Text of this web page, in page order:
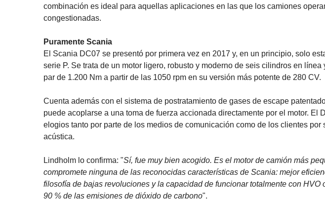
combinación es ideal para aquellas aplicaciones en las que los camiones
congestionadas.
Puramente Scania
El Scania DC07 se presentó por primera vez en 2017 y, en un principio, solo
serie P. Se trata de un motor ligero, robusto y moderno de seis cilindros en
par de 1.200 Nm a partir de las 1050 rpm en su versión más potente de 280 CV.
Cuenta además con el sistema de postratamiento de gases de escape
puede acoplarse a una toma de fuerza accionada directamente por el motor. El
elogios tanto por parte de los medios de comunicación como de los clientes
acústica.
Lindholm lo confirma: "Sí, fue muy bien acogido. Es el motor de camión más
compromete ninguna de las reconocidas características de Scania: mejor
filosofía de bajas revoluciones y la capacidad de funcionar totalmente con HVO
90 % de las emisiones de dióxido de carbono".